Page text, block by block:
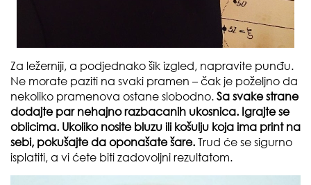
Za ležerniji, a podjednako šik izgled, napravite punđu.
Ne morate paziti na svaki pramen – čak je poželjno da
nekoliko pramenova ostane slobodno. Sa svake strane
dodajte par nehajno razbacanih ukosnica. Igrajte se
oblicima. Ukoliko nosite bluzu ili košulju koja ima print na
sebi, pokušajte da oponašate šare. Trud će se sigurno
isplatiti, a vi ćete biti zadovoljni rezultatom.